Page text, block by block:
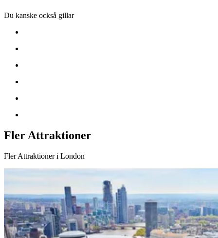
Du kanske också gillar
Fler Attraktioner
Fler Attraktioner i London